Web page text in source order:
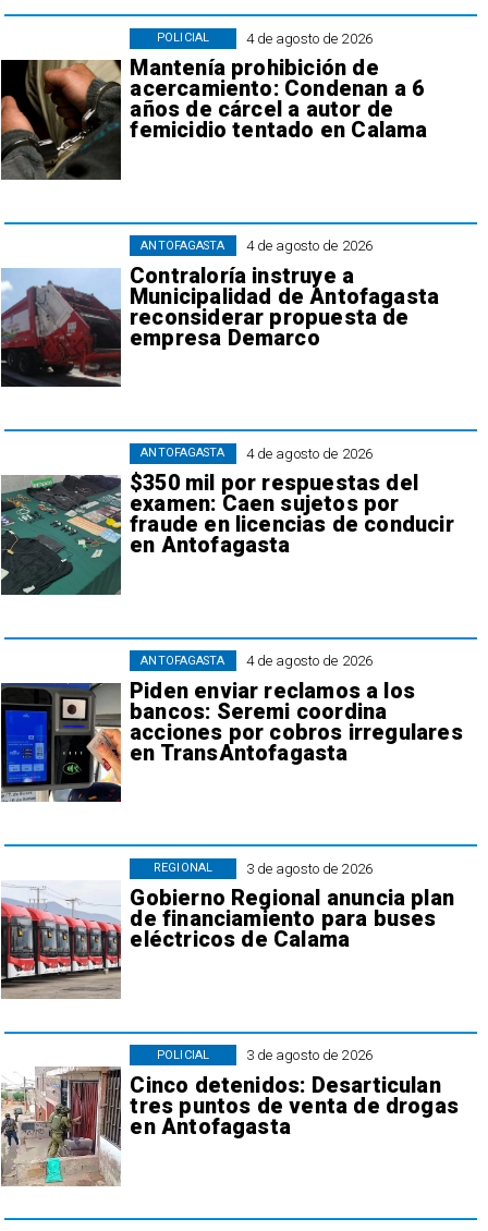
4 de agosto de 2026
Mantenía prohibición de
acercamiento: Condenan a 6
años de cárcel a autor de
femicidio tentado en Calama
POLICIAL
4 de agosto de 2026
Contraloría instruye a
Municipalidad de Antofagasta
reconsiderar propuesta de
empresa Demarco
ANTOFAGASTA
4 de agosto de 2026
$350 mil por respuestas del
examen: Caen sujetos por
fraude en licencias de conducir
en Antofagasta
ANTOFAGASTA
4 de agosto de 2026
Piden enviar reclamos a los
bancos: Seremi coordina
acciones por cobros irregulares
en TransAntofagasta
ANTOFAGASTA
3 de agosto de 2026
Gobierno Regional anuncia plan
de financiamiento para buses
eléctricos de Calama
REGIONAL
3 de agosto de 2026
Cinco detenidos: Desarticulan
tres puntos de venta de drogas
en Antofagasta
POLICIAL